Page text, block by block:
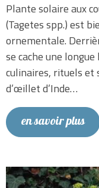
Plante solaire aux
(Tagetes spp.) est
ornementale.
se cache une
culinaires, rituels et
d’œillet d’Inde…
en savoir plus